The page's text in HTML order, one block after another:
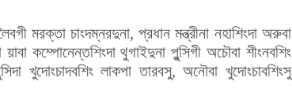
মরক্তা চাংদম্নরদুনা, প্রধান মন্ত্রীনা নহাশিংদা অরুবা
কম্পোনেন্তশিংদা থুগাইদুনা পুন্সিগী অচৌবা শীংনবশিং
খুদোংচাদবশিং লাকপা তারবসু, অনৌবা খুদোংচাবশিংসু